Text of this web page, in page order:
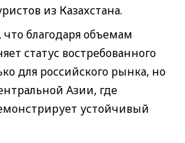
из Казахстана.
благодаря объемам
статус востребованного
для российского рынка, но
Азии, где
устойчивый